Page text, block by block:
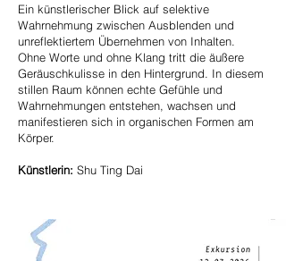
Ein künstlerischer Blick auf selektive
Wahrnehmung zwischen Ausblenden und
unreflektiertem Übernehmen von Inhalten.
Ohne Worte und ohne Klang tritt die äußere
Geräuschkulisse in den Hintergrund. In diesem
stillen Raum können echte Gefühle und
Wahrnehmungen entstehen, wachsen und
manifestieren sich in organischen Formen am
Körper.
Künstlerin: Shu Ting Dai